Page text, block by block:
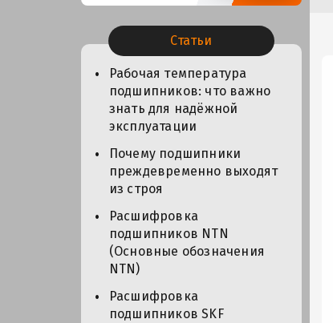
Статьи
Рабочая температура
подшипников: что важно
знать для надёжной
эксплуатации
Почему подшипники
преждевременно выходят
из строя
Расшифровка
подшипников NTN
(Основные обозначения
NTN)
Расшифровка
подшипников SKF